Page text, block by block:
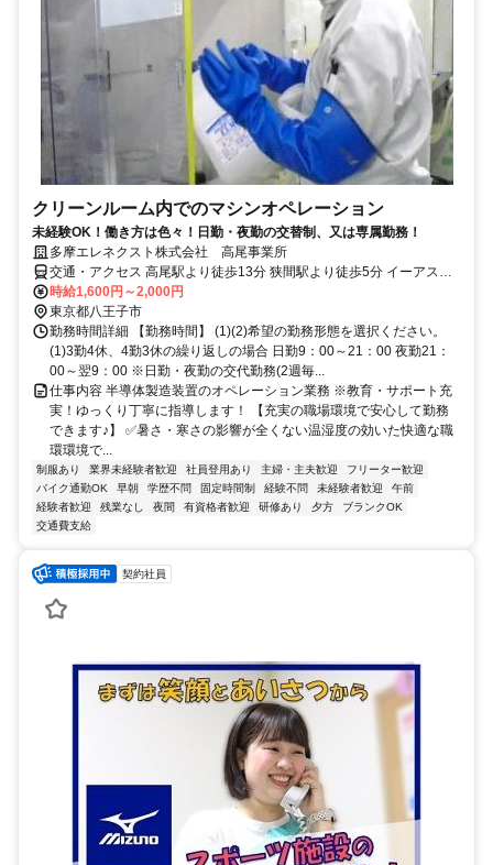
クリーンルーム内でのマシンオペレーション
未経験OK！働き方は色々！日勤・夜勤の交替制、又は専属勤務！
多摩エレネクスト株式会社 高尾事業所
交通・アクセス 高尾駅より徒歩13分 狭間駅より徒歩5分 イーアス高
尾隣 ※車通勤応相談
時給1,600円～2,000円
東京都八王子市
勤務時間詳細 【勤務時間】 (1)(2)希望の勤務形態を選択ください。
(1)3勤4休、4勤3休の繰り返しの場合 日勤9：00～21：00 夜勤21：
00～翌9：00 ※日勤・夜勤の交代勤務(2週毎...
仕事内容 半導体製造装置のオペレーション業務 ※教育・サポート充
実！ゆっくり丁寧に指導します！ 【充実の職場環境で安心して勤務
できます♪】 ✅暑さ・寒さの影響が全くない温湿度の効いた快適な職
環環境で...
制服あり 業界未経験者歓迎 社員登用あり 主婦・主夫歓迎
フリーター歓迎
バイク通勤OK
早朝 学歴不問 固定時間制 経験不問 未経験者歓迎
午前
経験者歓迎
残業なし 夜間 有資格者歓迎 研修あり 夕方
ブランクOK
交通費支給
契約社員